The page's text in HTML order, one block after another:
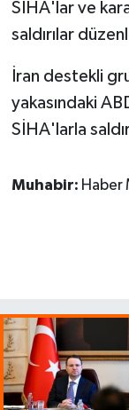
SİHA'lar ve
saldırılar
İran destekli
yakasındaki
SİHA'larla
Muhabir: Haber